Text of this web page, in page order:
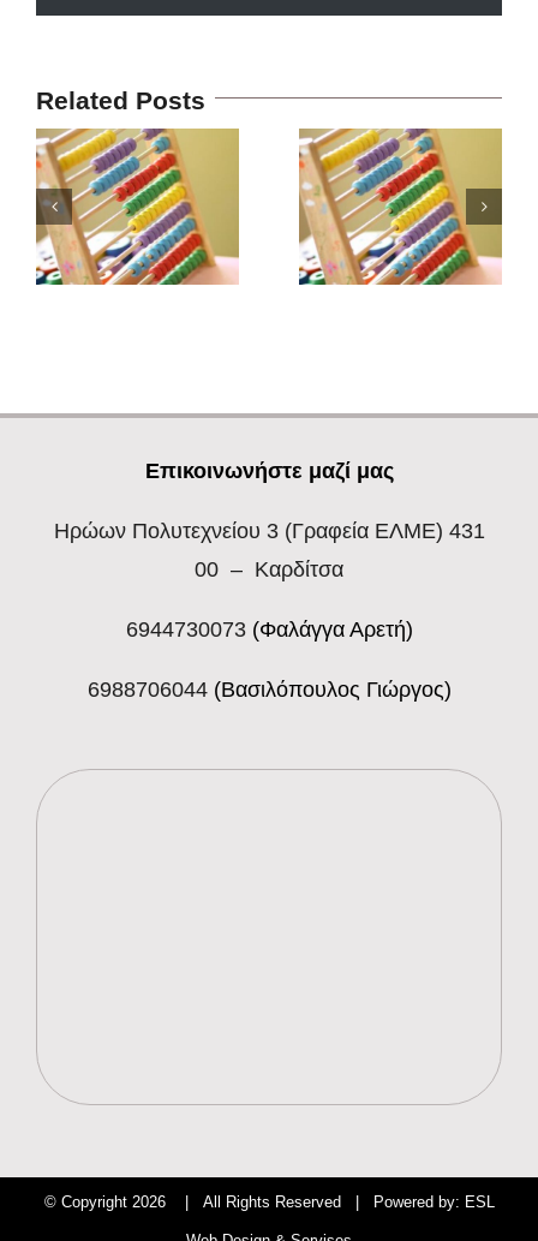
Related Posts
Επικοινωνήστε μαζί μας
Ηρώων Πολυτεχνείου 3(Γραφεία ΕΛΜΕ) 431
00 – Καρδίτσα
6944730073(Φαλάγγα Αρετή)
6988706044(Βασιλόπουλος Γιώργος)
© Copyright 2026 | All Rights Reserved | Powered by: ESL